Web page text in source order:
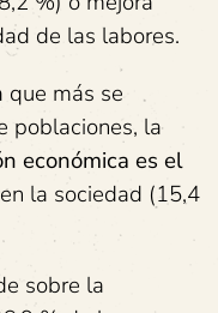
de las labores.
que más se
poblaciones, la
económica es el
la sociedad (15,4
sobre la